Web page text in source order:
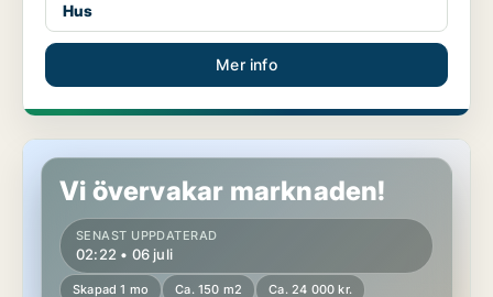
Hus
Mer info
Hus i Västra hisingen
Vi övervakar marknaden!
SENAST UPPDATERAD
02:22 • 06 juli
Skapad 1 mo Ca. 150 m2 Ca. 24 000 kr.